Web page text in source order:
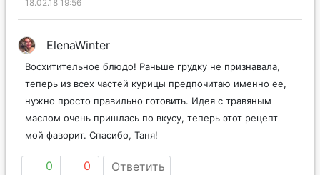
18.02.18 19:56
ElenaWinter
Восхитительное блюдо! Раньше грудку не признавала,
теперь из всех частей курицы предпочитаю именно ее,
нужно просто правильно готовить. Идея с травяным
маслом очень пришлась по вкусу, теперь этот рецепт
мой фаворит. Спасибо, Таня!
0 0 Ответить